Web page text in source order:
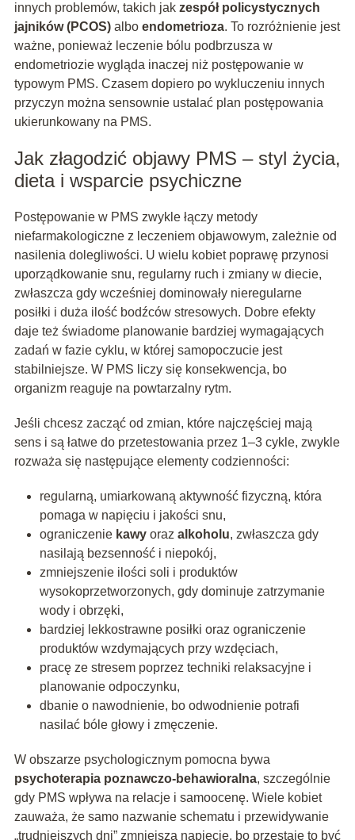
innych problemów, takich jak zespół policystycznych
jajników (PCOS)albo endometrioza. To rozróżnienie jest
ważne, ponieważ leczenie bólu podbrzusza w
endometriozie wygląda inaczej niż postępowanie w
typowym PMS. Czasem dopiero po wykluczeniu innych
przyczyn można sensownie ustalać plan postępowania
ukierunkowany na PMS.
Jak złagodzić objawy PMS – styl życia,
dieta i wsparcie psychiczne
Postępowanie w PMS zwykle łączy metody
niefarmakologiczne z leczeniem objawowym, zależnie od
nasilenia dolegliwości. U wielu kobiet poprawę przynosi
uporządkowanie snu, regularny ruch i zmiany w diecie,
zwłaszcza gdy wcześniej dominowały nieregularne
posiłki i duża ilość bodźców stresowych. Dobre efekty
daje też świadome planowanie bardziej wymagających
zadań w fazie cyklu, w której samopoczucie jest
stabilniejsze. W PMS liczy się konsekwencja, bo
organizm reaguje na powtarzalny rytm.
Jeśli chcesz zacząć od zmian, które najczęściej mają
sens i są łatwe do przetestowania przez 1–3 cykle, zwykle
rozważa się następujące elementy codzienności:
regularną, umiarkowaną aktywność fizyczną, która
pomaga w napięciu i jakości snu,
ograniczenie kawyoraz alkoholu, zwłaszcza gdy
nasilają bezsenność i niepokój,
zmniejszenie ilości soli i produktów
wysokoprzetworzonych, gdy dominuje zatrzymanie
wody i obrzęki,
bardziej lekkostrawne posiłki oraz ograniczenie
produktów wzdymających przy wzdęciach,
pracę ze stresem poprzez techniki relaksacyjne i
planowanie odpoczynku,
dbanie o nawodnienie, bo odwodnienie potrafi
nasilać bóle głowy i zmęczenie.
W obszarze psychologicznym pomocna bywa
psychoterapia poznawczo-behawioralna, szczególnie
gdy PMS wpływa na relacje i samoocenę. Wiele kobiet
zauważa, że samo nazwanie schematu i przewidywanie
„trudniejszych dni” zmniejsza napięcie, bo przestaje to być